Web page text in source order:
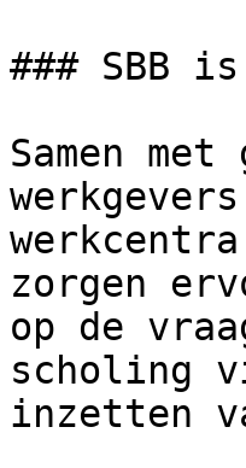
### SBB
Samen
zorgen
op de
scholing
inzetten